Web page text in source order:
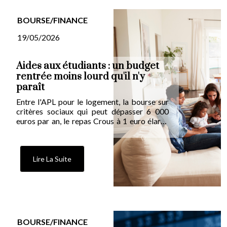
BOURSE/FINANCE
19/05/2026
Aides aux étudiants : un budget
rentrée moins lourd qu'il n'y
paraît
Entre l'APL pour le logement, la bourse sur
critères sociaux qui peut dépasser 6 000
euros par an, le repas Crous à 1 euro élargi,
l'aide Mobili-Jeune pour les alternants et le
prêt étudiant garanti par l'État, la France
dispose d'une panoplie d'aides souvent
sous-utilisées. Décryptage des dispositifs et
de leurs modalités d'accès.
Lire La Suite
BOURSE/FINANCE